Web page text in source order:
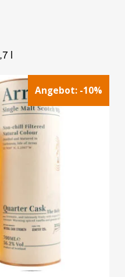
l
Angebot: -10%